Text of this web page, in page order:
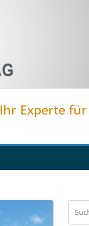
Ihr Experte